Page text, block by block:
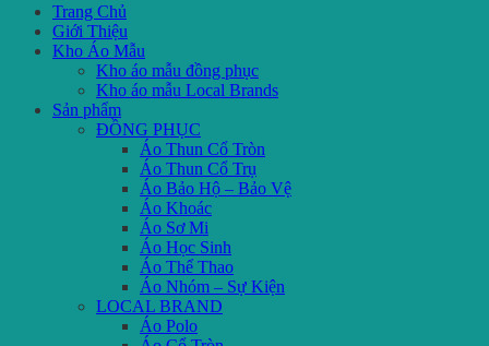
Trang Chủ
Giới Thiệu
Kho Áo Mẫu
Kho áo mẫu đồng phục
Kho áo mẫu Local Brands
Sản phẩm
ĐỒNG PHỤC
Áo Thun Cổ Tròn
Áo Thun Cổ Trụ
Áo Bảo Hộ – Bảo Vệ
Áo Khoác
Áo Sơ Mi
Áo Học Sinh
Áo Thể Thao
Áo Nhóm – Sự Kiện
LOCAL BRAND
Áo Polo